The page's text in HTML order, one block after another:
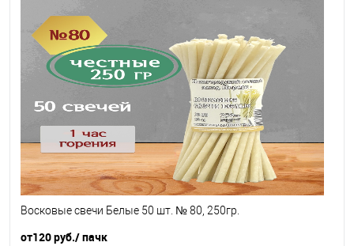
Восковые свечи Белые 50 шт. № 80, 250гр.
от120 руб./ пачк